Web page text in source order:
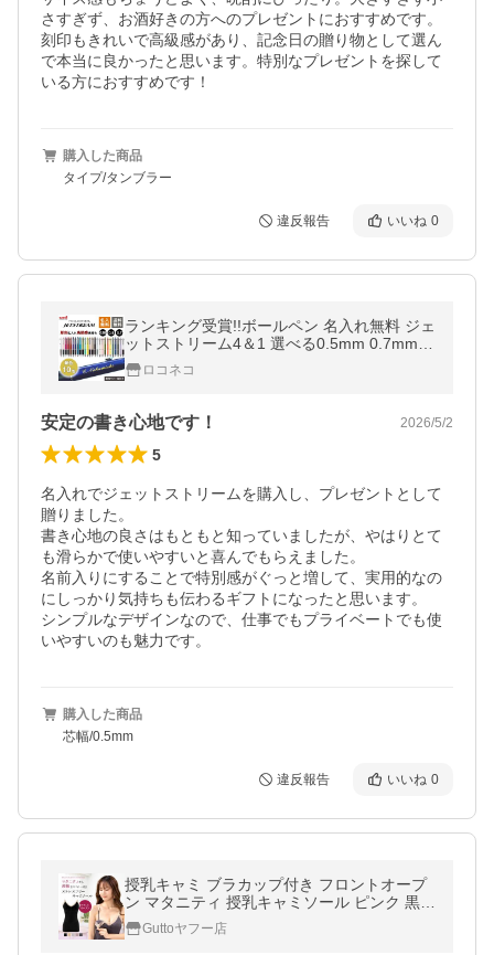
さすぎず、お酒好きの方へのプレゼントにおすすめです。
刻印もきれいで高級感があり、記念日の贈り物として選ん
で本当に良かったと思います。特別なプレゼントを探して
いる方におすすめです！
購入した商品
タイプ/タンブラー
違反報告 いいね 0
ランキング受賞!!ボールペン 名入れ無料 ジェ
ットストリーム4＆1 選べる0.5mm 0.7mm 0.
38mm 名前入り 多機能ペン
ロコネコ
安定の書き心地です！ 2026/5/2
5
名入れでジェットストリームを購入し、プレゼントとして
贈りました。
書き心地の良さはもともと知っていましたが、やはりとて
も滑らかで使いやすいと喜んでもらえました。
名前入りにすることで特別感がぐっと増して、実用的なの
にしっかり気持ちも伝わるギフトになったと思います。
シンプルなデザインなので、仕事でもプライベートでも使
いやすいのも魅力です。
購入した商品
芯幅/0.5mm
違反報告 いいね 0
授乳キャミ ブラカップ付き フロントオープ
ン マタニティ 授乳キャミソール ピンク 黒
ブラック レース 可愛い おしゃれ 妊婦 授乳
ブラGuttoヤフー店